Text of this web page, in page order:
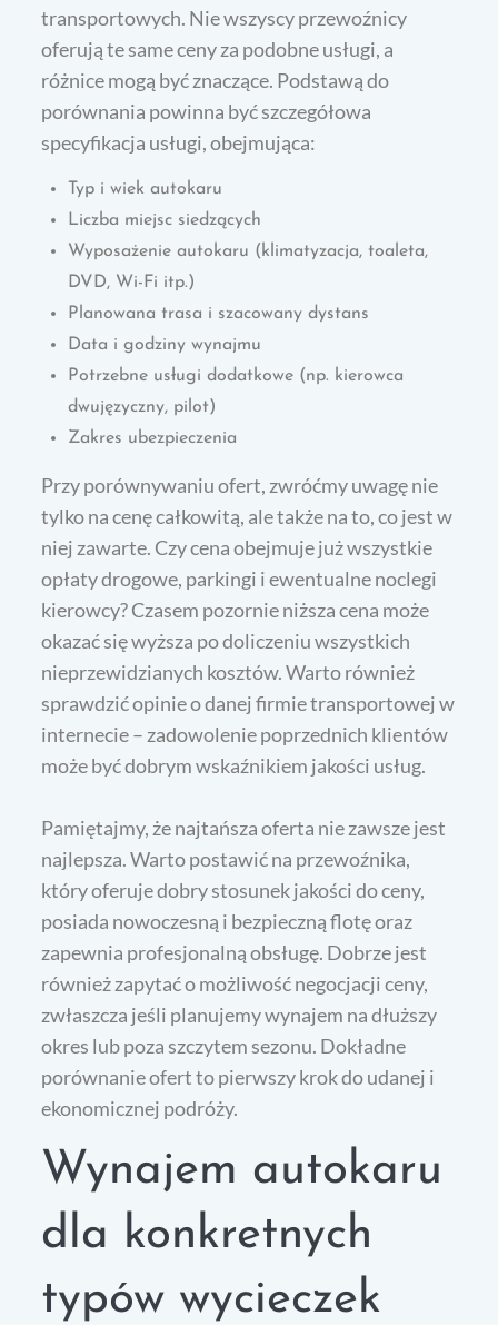
transportowych. Nie wszyscy przewoźnicy
oferują te same ceny za podobne usługi, a
różnice mogą być znaczące. Podstawą do
porównania powinna być szczegółowa
specyfikacja usługi, obejmująca:
Typ i wiek autokaru
Liczba miejsc siedzących
Wyposażenie autokaru (klimatyzacja, toaleta,
DVD, Wi-Fi itp.)
Planowana trasa i szacowany dystans
Data i godziny wynajmu
Potrzebne usługi dodatkowe (np. kierowca
dwujęzyczny, pilot)
Zakres ubezpieczenia
Przy porównywaniu ofert, zwróćmy uwagę nie
tylko na cenę całkowitą, ale także na to, co jest w
niej zawarte. Czy cena obejmuje już wszystkie
opłaty drogowe, parkingi i ewentualne noclegi
kierowcy? Czasem pozornie niższa cena może
okazać się wyższa po doliczeniu wszystkich
nieprzewidzianych kosztów. Warto również
sprawdzić opinie o danej firmie transportowej w
internecie – zadowolenie poprzednich klientów
może być dobrym wskaźnikiem jakości usług.
Pamiętajmy, że najtańsza oferta nie zawsze jest
najlepsza. Warto postawić na przewoźnika,
który oferuje dobry stosunek jakości do ceny,
posiada nowoczesną i bezpieczną flotę oraz
zapewnia profesjonalną obsługę. Dobrze jest
również zapytać o możliwość negocjacji ceny,
zwłaszcza jeśli planujemy wynajem na dłuższy
okres lub poza szczytem sezonu. Dokładne
porównanie ofert to pierwszy krok do udanej i
ekonomicznej podróży.
Wynajem autokaru
dla konkretnych
typów wycieczek